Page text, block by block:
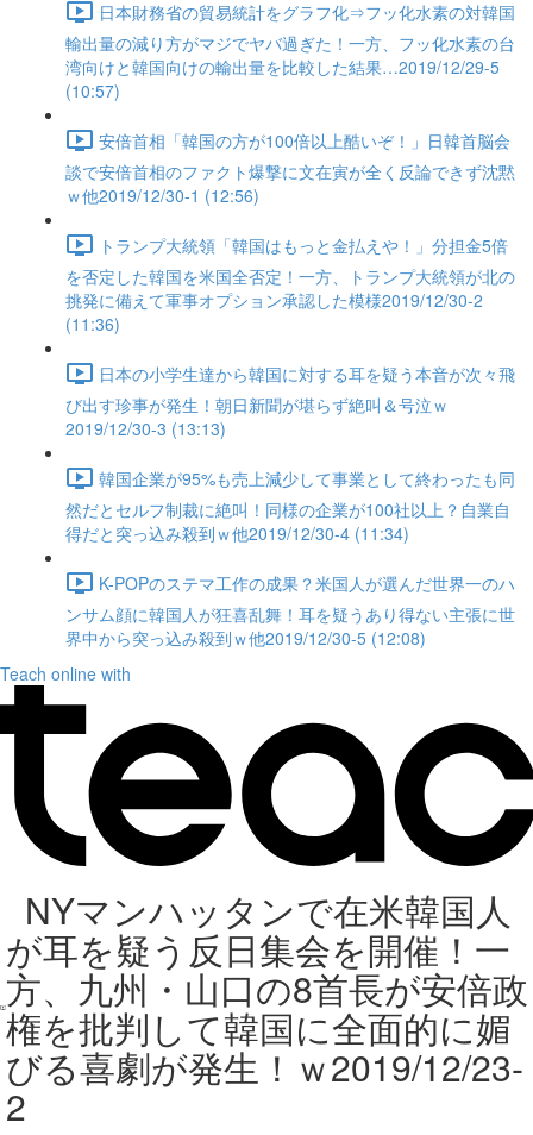
日本財務省の貿易統計をグラフ化⇒フッ化水素の対韓国
輸出量の減り方がマジでヤバ過ぎた！一方、フッ化水素の台
湾向けと韓国向けの輸出量を比較した結果…2019/12/29-5
(10:57)
安倍首相「韓国の方が100倍以上酷いぞ！」日韓首脳会
談で安倍首相のファクト爆撃に文在寅が全く反論できず沈黙
ｗ他2019/12/30-1 (12:56)
トランプ大統領「韓国はもっと金払えや！」分担金5倍
を否定した韓国を米国全否定！一方、トランプ大統領が北の
挑発に備えて軍事オプション承認した模様2019/12/30-2
(11:36)
日本の小学生達から韓国に対する耳を疑う本音が次々飛
び出す珍事が発生！朝日新聞が堪らず絶叫＆号泣ｗ
2019/12/30-3 (13:13)
韓国企業が95%も売上減少して事業として終わったも同
然だとセルフ制裁に絶叫！同様の企業が100社以上？自業自
得だと突っ込み殺到ｗ他2019/12/30-4 (11:34)
K-POPのステマ工作の成果？米国人が選んだ世界一のハ
ンサム顔に韓国人が狂喜乱舞！耳を疑うあり得ない主張に世
界中から突っ込み殺到ｗ他2019/12/30-5 (12:08)
Teach online with
NYマンハッタンで在米韓国人
が耳を疑う反日集会を開催！一
方、九州・山口の8首長が安倍政
権を批判して韓国に全面的に媚
びる喜劇が発生！ｗ2019/12/23-
2